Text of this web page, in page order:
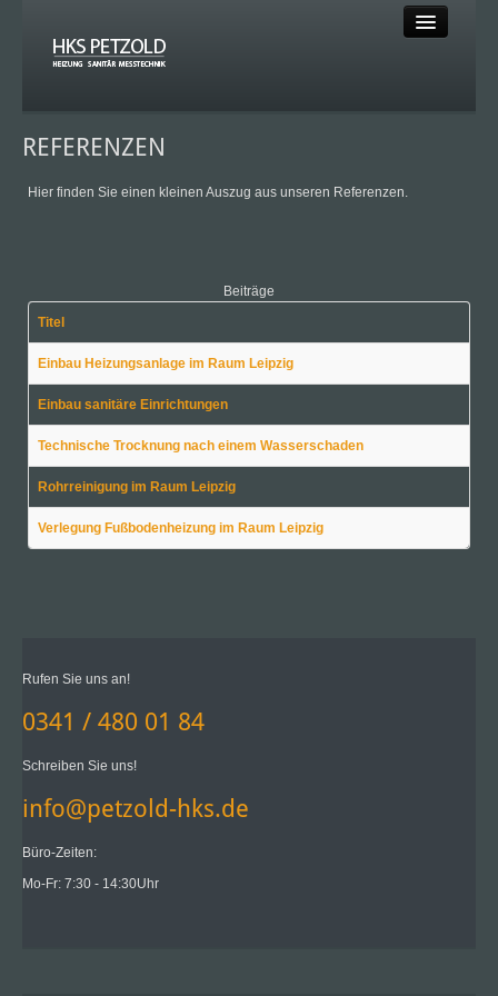
KLEMPNER
KLIMA
REFERENZEN
Hier finden Sie einen kleinen Auszug aus unseren Referenzen.
Beiträge
Titel
Einbau Heizungsanlage im Raum Leipzig
Einbau sanitäre Einrichtungen
Technische Trocknung nach einem Wasserschaden
Rohrreinigung im Raum Leipzig
Verlegung Fußbodenheizung im Raum Leipzig
Rufen Sie uns an!
0341 / 480 01 84
Schreiben Sie uns!
info@petzold-hks.de
Büro-Zeiten:
Mo-Fr: 7:30 - 14:30Uhr